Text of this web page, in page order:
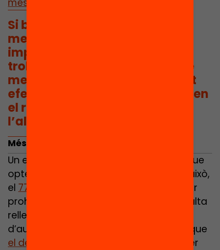
mesura
Si bé abans introduíem una
metaanàlisi que concloïa un
impacte negatiu, recentment
trobem publicat una revisió de
metaanàlisis que destaca tant
efectes negatius com positius en
el rendiment acadèmic de
l’alumnat.
Més enllà de la prohibició, què hi ha?
Un exemple el trobem als Estats Units, que
opten per l’autonomia de centre. Tot i això,
el 77% dels centres
van decantar-se per
prohibir els mòbils. Aquest exemple resulta
rellevant en tant que l’estratègia
d’autonomia de centres és la mateixa que
el departament d’Educació
ha optat per